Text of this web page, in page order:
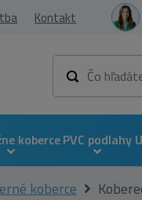
Kontakt
kobercePVC podlahy
koberce